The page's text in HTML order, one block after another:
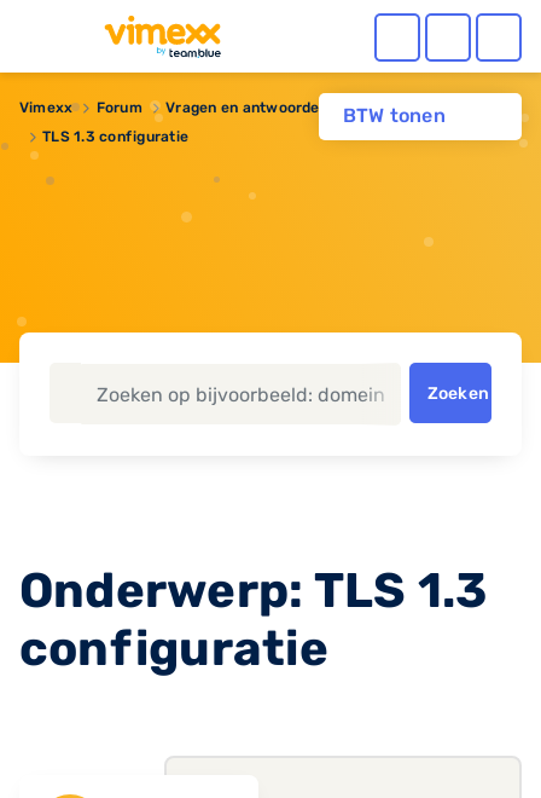
BTW tonen
Vimexx Forum Vragen en antwoorden
Webhosting
TLS 1.3 configuratie
Zoeken
Onderwerp: TLS 1.3
configuratie